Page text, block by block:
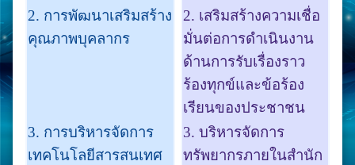
2. การพัฒนาเสริมสร้าง
คุณภาพบุคลากร
2. เสริมสร้างความเชื่อ
มั่นต่อการดำเนินงาน
ด้านการรับเรื่องราว
ร้องทุกข์และข้อร้อง
เรียนของประชาชน
3. การบริหารจัดการ
เทคโนโลยีสารสนเทศ
3. บริหารจัดการ
ทรัพยากรภายในสำนัก